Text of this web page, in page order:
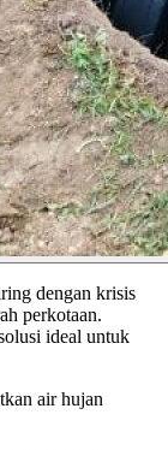
dengan krisis
perkotaan.
ideal untuk
air hujan